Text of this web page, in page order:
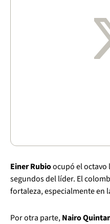
Einer Rubioocupó el octavo
segundos del líder. El
fortaleza, especialmente en
Por otra parte,Nairo